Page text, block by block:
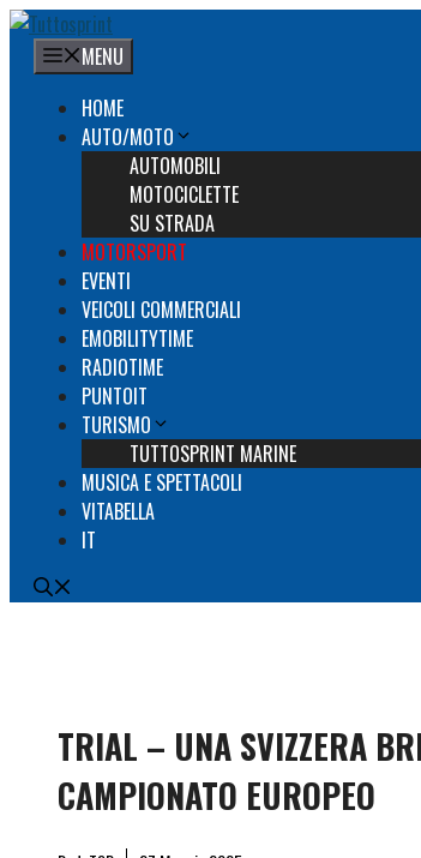
Vai
contenuto
MENU
HOME
AUTO/MOTO
AUTOMOBILI
MOTOCICLETTE
SU STRADA
MOTORSPORT
EVENTI
VEICOLI COMMERCIALI
EMOBILITYTIME
RADIOTIME
PUNTOIT
TURISMO
TUTTOSPRINT MARINE
MUSICA E SPETTACOLI
VITABELLA
IT
TRIAL – UNA SVIZZERA
CAMPIONATO EUROPEO